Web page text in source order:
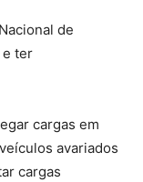
de
e ter
cargas em
avariados
cargas